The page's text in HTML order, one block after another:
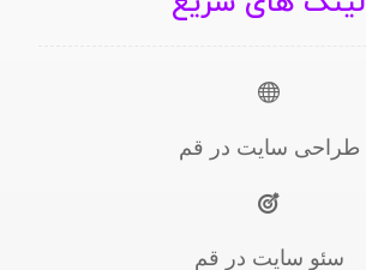
طراحی سایت در قم
سئو سایت در قم